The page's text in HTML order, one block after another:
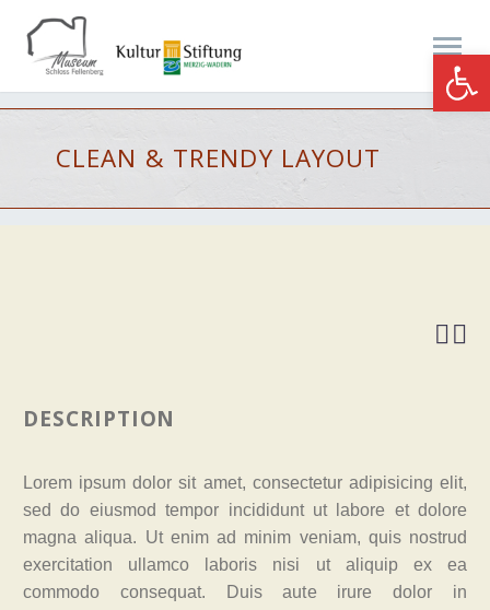
CLEAN & TRENDY LAYOUT

DESCRIPTION
Lorem ipsum dolor sit amet, consectetur adipisicing elit,
sed do eiusmod tempor incididunt ut labore et dolore
magna aliqua. Ut enim ad minim veniam, quis nostrud
exercitation ullamco laboris nisi ut aliquip ex ea
commodo consequat. Duis aute irure dolor in